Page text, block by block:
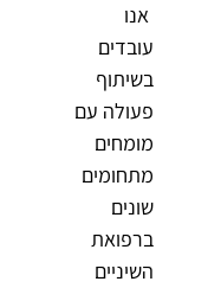
אנו
עובדים
בשיתוף
פעולה עם
מומחים
מתחומים
שונים
ברפואת
השיניים